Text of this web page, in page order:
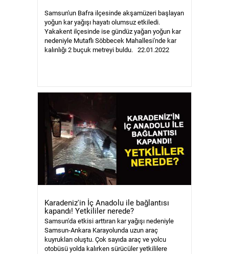
Samsun'un Bafra ilçesinde akşamüzeri başlayan
yoğun kar yağışı hayatı olumsuz etkiledi.
Yakakent ilçesinde ise gündüz yağan yoğun kar
nedeniyle Mutaflı Söbbecek Mahallesi'nde kar
kalınlığı 2 buçuk metreyi buldu. 22.01.2022
Karadeniz'in İç Anadolu ile bağlantısı
kapandı! Yetkililer nerede?
Samsun'da etkisi arttıran kar yağışı nedeniyle
Samsun-Ankara Karayolunda uzun araç
kuyrukları oluştu. Çok sayıda araç ve yolcu
otobüsü yolda kalırken sürücüler yetkililere